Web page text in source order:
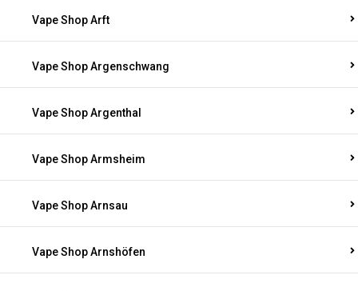
Vape Shop Arft
Vape Shop Argenschwang
Vape Shop Argenthal
Vape Shop Armsheim
Vape Shop Arnsau
Vape Shop Arnshöfen